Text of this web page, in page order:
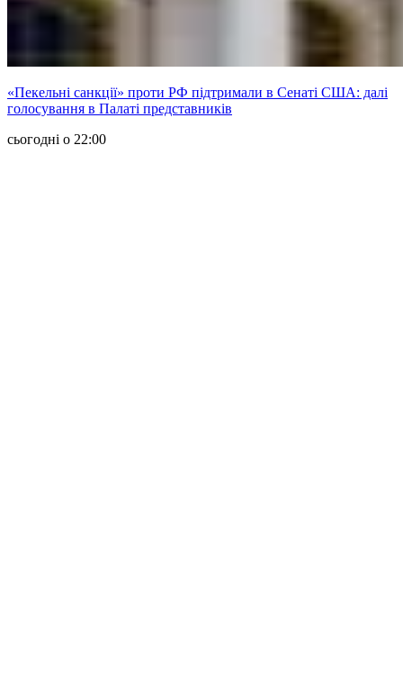
«Пекельні санкції» проти РФ підтримали в Сенаті США: далі
голосування в Палаті представників
сьогодні о 22:00